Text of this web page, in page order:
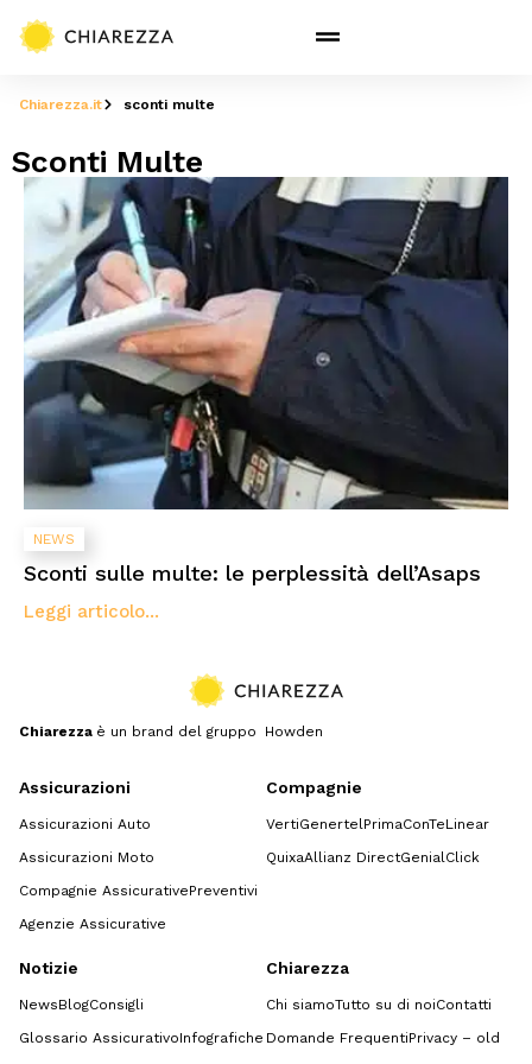
Chiarezza.it sconti multe
Sconti Multe
NEWS
Sconti sulle multe: le perplessità dell’Asaps
Leggi articolo...
Chiarezza è un brand del gruppo Howden
Assicurazioni
Assicurazioni Auto
Assicurazioni Moto
Compagnie AssicurativePreventivi
Agenzie Assicurative
Compagnie
VertiGenertel PrimaConTeLinear
QuixaAllianz DirectGenialClick
Notizie
NewsBlogConsigli
Glossario AssicurativoInfografiche
Chiarezza
Chi siamoTutto su di noiContatti
Domande FrequentiPrivacy – old